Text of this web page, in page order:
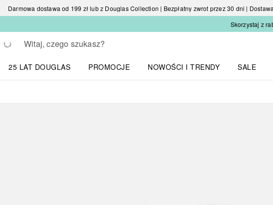
Darmowa dostawa od 199 zł lub z Douglas Collection | Bezpłatny zwrot przez 30 dni |
Skorzystaj z
Wracać
Wykonaj wyszukiwanie
25 LAT DOUGLAS
PROMOCJE
NOWOŚCI I TRENDY
SALE